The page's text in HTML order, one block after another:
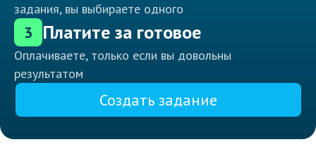
задания, вы выбираете одного
3 Платите за готовое
Оплачиваете, только если вы довольны
результатом
Создать задание